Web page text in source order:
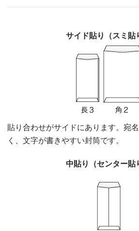
サイド貼り（スミ貼
貼り合わせがサイドにあります。宛
く、文字が書きやすい封筒です。
中貼り（センター貼